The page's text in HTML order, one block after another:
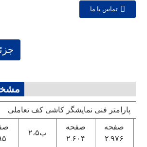
تماس با ما
پارامتر فنی نمایشگر کاشی کف تعاملی
پ۲،۵
صفحه
۲.۶۰۴
صفحه
۲.۹۷۶